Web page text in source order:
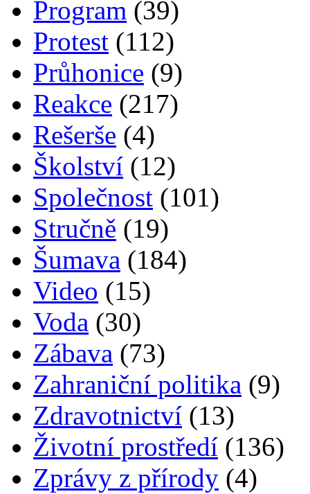
Program (39)
Protest (112)
Průhonice (9)
Reakce (217)
Rešerše (4)
Školství (12)
Společnost (101)
Stručně (19)
Šumava (184)
Video (15)
Voda (30)
Zábava (73)
Zahraniční politika (9)
Zdravotnictví (13)
Životní prostředí (136)
Zprávy z přírody (4)